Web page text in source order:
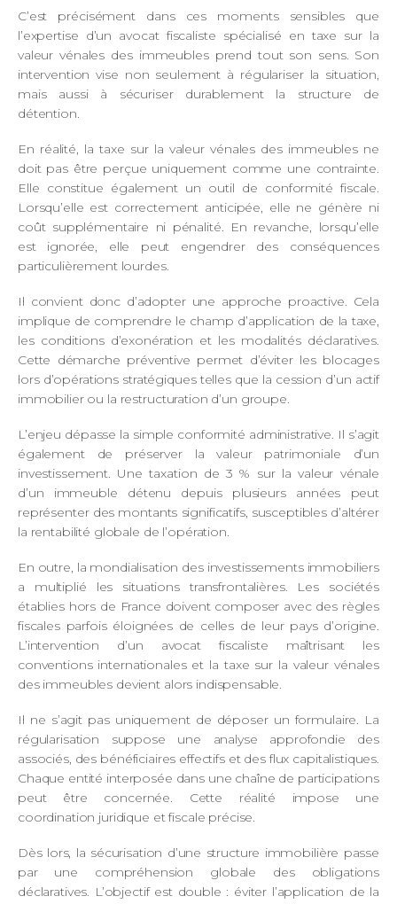
C’est précisément dans ces moments sensibles que
l’expertise d’un avocat fiscaliste spécialisé en taxe sur la
valeur vénales des immeubles prend tout son sens. Son
intervention vise non seulement à régulariser la situation,
mais aussi à sécuriser durablement la structure de
détention.
En réalité, la taxe sur la valeur vénales des immeubles ne
doit pas être perçue uniquement comme une contrainte.
Elle constitue également un outil de conformité fiscale.
Lorsqu’elle est correctement anticipée, elle ne génère ni
coût supplémentaire ni pénalité. En revanche, lorsqu’elle
est ignorée, elle peut engendrer des conséquences
particulièrement lourdes.
Il convient donc d’adopter une approche proactive. Cela
implique de comprendre le champ d’application de la taxe,
les conditions d’exonération et les modalités déclaratives.
Cette démarche préventive permet d’éviter les blocages
lors d’opérations stratégiques telles que la cession d’un actif
immobilier ou la restructuration d’un groupe.
L’enjeu dépasse la simple conformité administrative. Il s’agit
également de préserver la valeur patrimoniale d’un
investissement. Une taxation de 3 % sur la valeur vénale
d’un immeuble détenu depuis plusieurs années peut
représenter des montants significatifs, susceptibles d’altérer
la rentabilité globale de l’opération.
En outre, la mondialisation des investissements immobiliers
a multiplié les situations transfrontalières. Les sociétés
établies hors de France doivent composer avec des règles
fiscales parfois éloignées de celles de leur pays d’origine.
L’intervention d’un avocat fiscaliste maîtrisant les
conventions internationales et la taxe sur la valeur vénales
des immeubles devient alors indispensable.
Il ne s’agit pas uniquement de déposer un formulaire. La
régularisation suppose une analyse approfondie des
associés, des bénéficiaires effectifs et des flux capitalistiques.
Chaque entité interposée dans une chaîne de participations
peut être concernée. Cette réalité impose une
coordination juridique et fiscale précise.
Dès lors, la sécurisation d’une structure immobilière passe
par une compréhension globale des obligations
déclaratives. L’objectif est double : éviter l’application de la